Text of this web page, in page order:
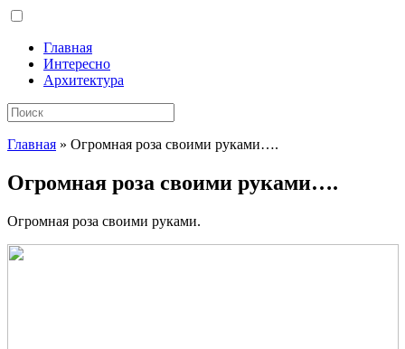
Главная
Интересно
Архитектура
Главная » Огромная роза своими руками….
Огромная роза своими руками….
Огромная роза своими руками.